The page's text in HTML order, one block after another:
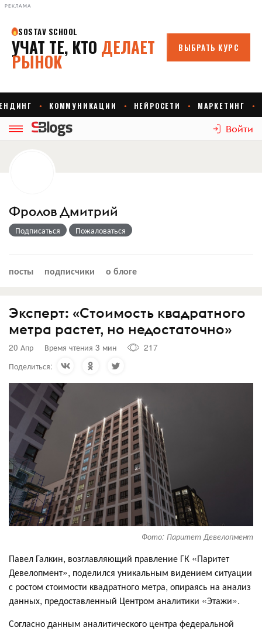
РЕКЛАМА
Войти
Фролов Дмитрий
Подписаться Пожаловаться
посты подписчики о блоге
Эксперт: «Стоимость квадратного
метра растет, но недостаточно»
20 Апр Время чтения 3 мин
217
Поделиться:
Фото: Паритет Девелопмент
Павел Галкин, возглавляющий правление ГК «Паритет
Девелопмент», поделился уникальным видением ситуации
с ростом стоимости квадратного метра, опираясь на анализ
данных, предоставленный Центром аналитики «Этажи».
Согласно данным аналитического центра федеральной